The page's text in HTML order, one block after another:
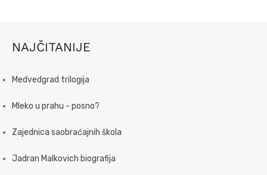
NAJČITANIJE
Medvedgrad trilogija
Mleko u prahu - posno?
Zajednica saobraćajnih škola
Jadran Malkovich biografija